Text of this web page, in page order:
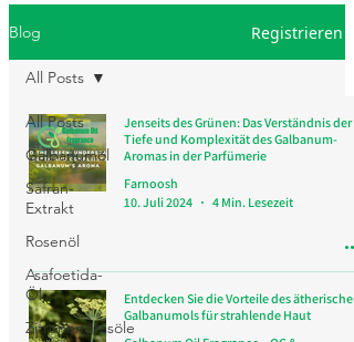
Blog Registrieren
All Posts
Galbanumöl
Safran-
Extrakt
Rosenöl
Asafoetida-
Öl
Zitronengrasöle
All Posts
Jenseits des Grünen: Das Verständnis der
Tiefe und Komplexität des Galbanum-
Aromas in der Parfümerie
Farnoosh
10. Juli 2024
4 Min. Lesezeit
Entdecken Sie die Vorteile des ätherischen
Galbanumols für strahlende Haut